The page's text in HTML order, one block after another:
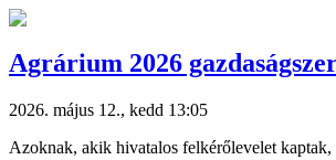
Agrárium 2026
2026. május 12., kedd 13:05
Azoknak, akik hivatalos felkérőlevelet kaptak,